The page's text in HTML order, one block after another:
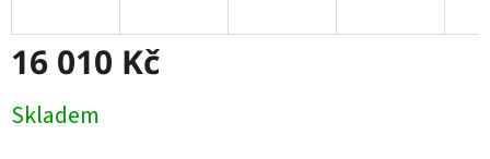
16 010 Kč
cena:
Skladem